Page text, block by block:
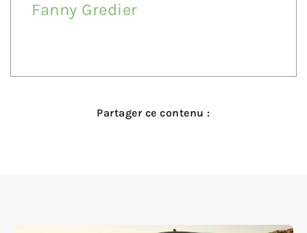
Fanny Gredier
Partager ce contenu :